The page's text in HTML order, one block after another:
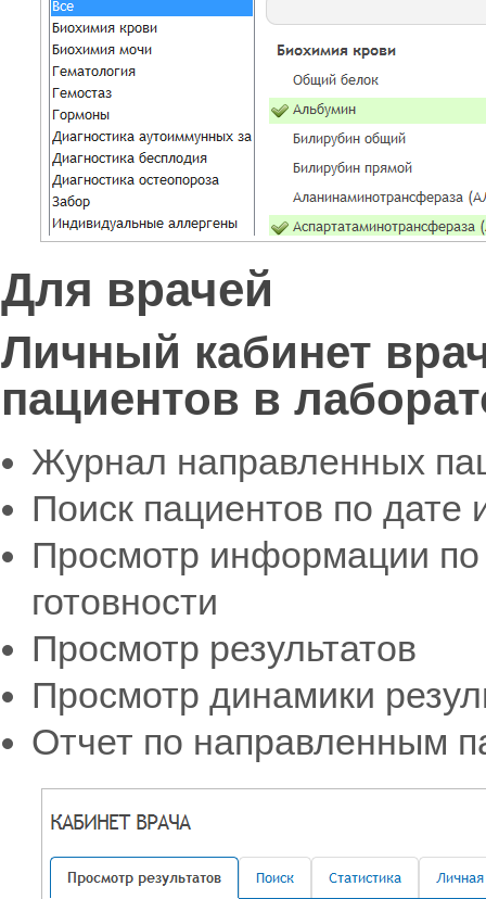
Для врачей
Личный кабинет
пациентов в
Журнал направленных
Поиск пациентов по
Просмотр информации по
готовности
Просмотр результатов
Просмотр динамики
Отчет по направленным